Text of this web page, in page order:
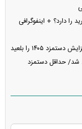
دارد؟ + اینفوگرافی
۱۴۰۵ را بلعید
۷۱ میلیون تومان شد/ حداقل دستمزد